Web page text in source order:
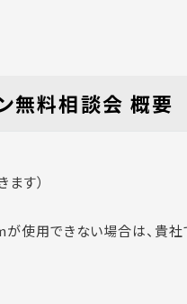
無料相談会 概要
す）
使用できない場合は、貴